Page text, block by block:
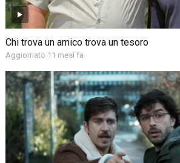
Chi trova un amico trova un tesoro
Aggiornato 11 mesi fa